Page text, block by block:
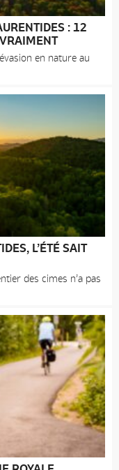
: 12
en nature au
L’ÉTÉ SAIT
des cimes n’a pas